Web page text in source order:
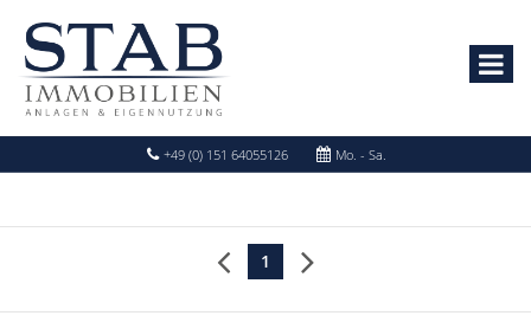
+49 (0) 151 64055126 Mo. - Sa.
1